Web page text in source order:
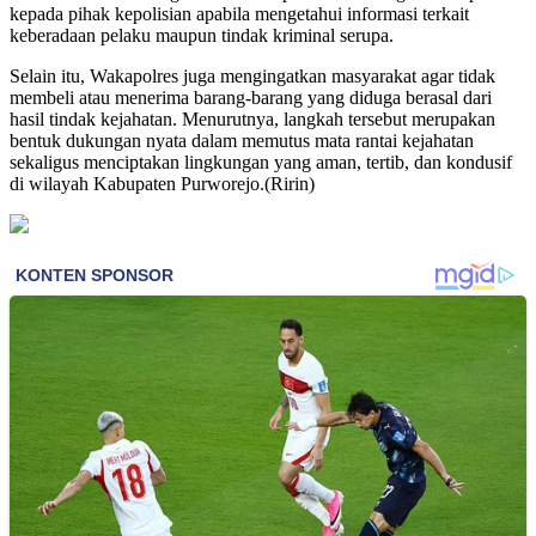
kepada pihak kepolisian apabila mengetahui informasi terkait
keberadaan pelaku maupun tindak kriminal serupa.
Selain itu, Wakapolres juga mengingatkan masyarakat agar tidak
membeli atau menerima barang-barang yang diduga berasal dari
hasil tindak kejahatan. Menurutnya, langkah tersebut merupakan
bentuk dukungan nyata dalam memutus mata rantai kejahatan
sekaligus menciptakan lingkungan yang aman, tertib, dan kondusif
di wilayah Kabupaten Purworejo.(Ririn)